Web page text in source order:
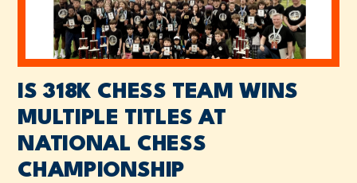
IS 318K CHESS TEAM WINS
MULTIPLE TITLES AT
NATIONAL CHESS
CHAMPIONSHIP